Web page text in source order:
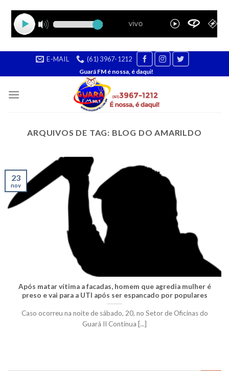
E-MAIL (61) 3967-1212
Guará FM é nossa, é daqui!
ARQUIVOS DE TAG: BLOG DO AMARILDO
Após matar vítima a facadas, homem que agredia mulher é
preso e vai para a UTI após ser espancado por populares
Caso ocorreu na noite de sábado, 20, no Setor de Oficinas do
Guará II Continua [...]
23
nov